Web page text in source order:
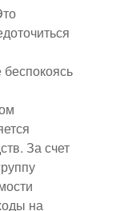
За счет
на